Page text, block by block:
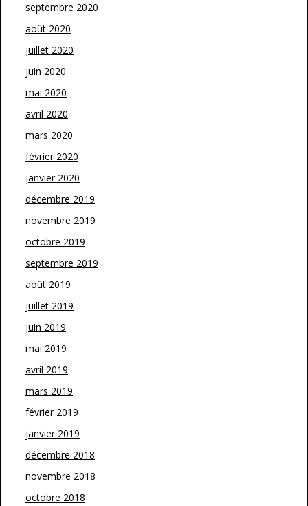
septembre 2020
août 2020
juillet 2020
juin 2020
mai 2020
avril 2020
mars 2020
février 2020
janvier 2020
décembre 2019
novembre 2019
octobre 2019
septembre 2019
août 2019
juillet 2019
juin 2019
mai 2019
avril 2019
mars 2019
février 2019
janvier 2019
décembre 2018
novembre 2018
octobre 2018